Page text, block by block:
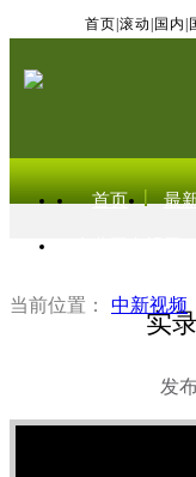
首页 滚动 国内
首页 最
当前位置： 中新视频
实
发